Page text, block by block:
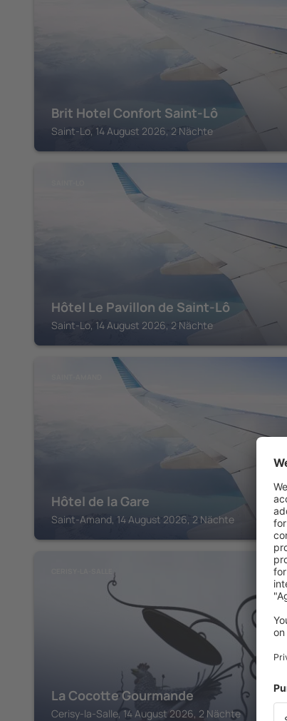
Brit Hotel Confort Saint-Lô
Saint-Lo, 14 August 2026, 2 Nächte
Hôtel Le Pavillon de Saint-Lô
Saint-Lo, 14 August 2026, 2 Nächte
Hôtel de la Gare
Saint-Amand, 14 August 2026, 2 Nächte
La Cocotte Gourmande
Cerisy-la-Salle, 14 August 2026, 2 Nächte